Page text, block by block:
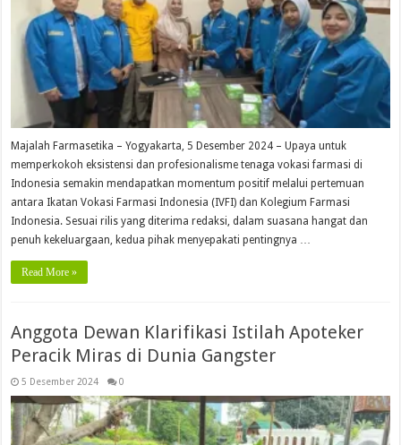
Majalah Farmasetika – Yogyakarta, 5 Desember 2024 – Upaya untuk
memperkokoh eksistensi dan profesionalisme tenaga vokasi farmasi di
Indonesia semakin mendapatkan momentum positif melalui pertemuan
antara Ikatan Vokasi Farmasi Indonesia (IVFI) dan Kolegium Farmasi
Indonesia. Sesuai rilis yang diterima redaksi, dalam suasana hangat dan
penuh kekeluargaan, kedua pihak menyepakati pentingnya …
Read More »
Anggota Dewan Klarifikasi Istilah Apoteker
Peracik Miras di Dunia Gangster
5 Desember 2024 0